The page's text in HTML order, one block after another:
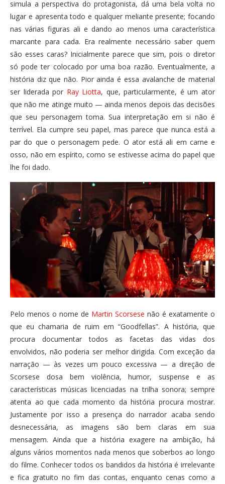
simula a perspectiva do protagonista, dá uma bela volta no
lugar e apresenta todo e qualquer meliante presente; focando
nas várias figuras ali e dando ao menos uma característica
marcante para cada. Era realmente necessário saber quem
são esses caras? Inicialmente parece que sim, pois o diretor
só pode ter colocado por uma boa razão. Eventualmente, a
história diz que não. Pior ainda é essa avalanche de material
ser liderada por Ray Liotta, que, particularmente, é um ator
que não me atinge muito — ainda menos depois das decisões
que seu personagem toma. Sua interpretação em si não é
terrível. Ela cumpre seu papel, mas parece que nunca está a
par do que o personagem pede. O ator está ali em carne e
osso, não em espírito, como se estivesse acima do papel que
lhe foi dado.
Pelo menos o nome de Martin Scorsese não é exatamente o
que eu chamaria de ruim em “Goodfellas”. A história, que
procura documentar todos as facetas das vidas dos
envolvidos, não poderia ser melhor dirigida. Com exceção da
narração — às vezes um pouco excessiva — a direção de
Scorsese dosa bem violência, humor, suspense e as
características músicas licenciadas na trilha sonora; sempre
atenta ao que cada momento da história procura mostrar.
Justamente por isso a presença do narrador acaba sendo
desnecessária, as imagens são bem claras em sua
mensagem. Ainda que a história exagere na ambição, há
alguns vários momentos nada menos que soberbos ao longo
do filme. Conhecer todos os bandidos da história é irrelevante
e fica gratuito no fim das contas, enquanto cenas como a